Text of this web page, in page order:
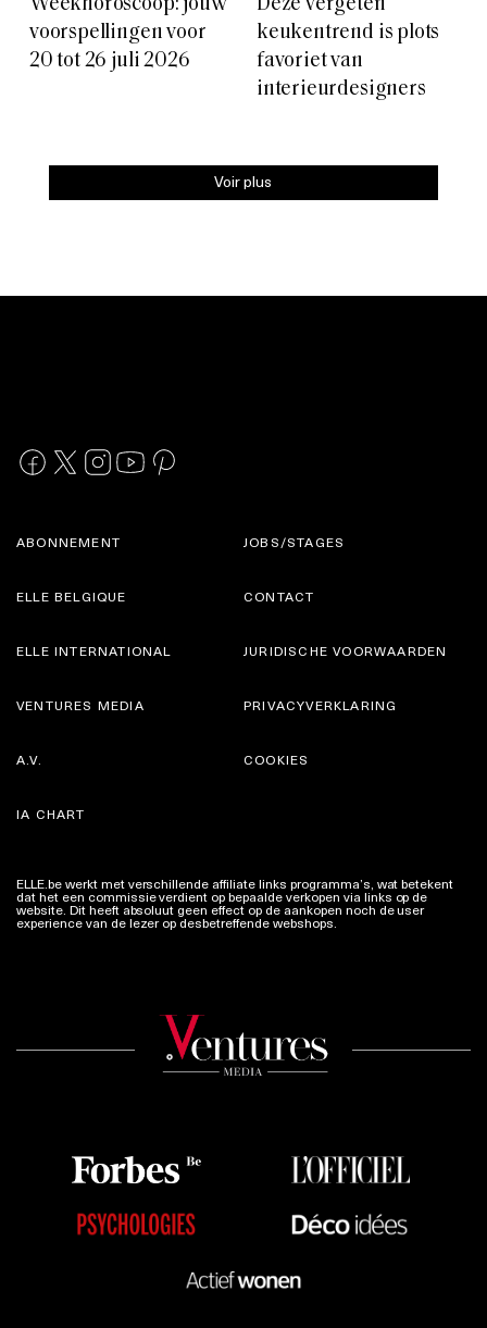
Weekhoroscoop: jouw
voorspellingen voor
20 tot 26 juli 2026
Deze vergeten
keukentrend is plots
favoriet van
interieurdesigners
Voir plus
ABONNEMENT
ELLE BELGIQUE
JOBS/STAGES
CONTACT
ELLE INTERNATIONAL
VENTURES MEDIA
JURIDISCHE VOORWAARDEN
PRIVACYVERKLARING
A.V.
IA CHART
COOKIES
ELLE.be werkt met verschillende affiliate links programma’s, wat betekent
dat het een commissie verdient op bepaalde verkopen via links op de
website. Dit heeft absoluut geen effect op de aankopen noch de user
experience van de lezer op desbetreffende webshops.